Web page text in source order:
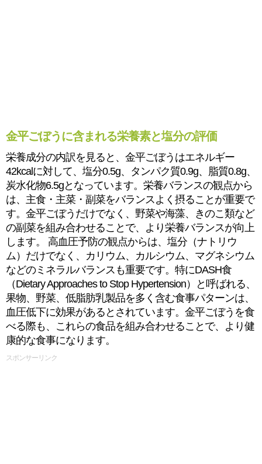
金平ごぼうに含まれる栄養素と塩分の評価
栄養成分の内訳を見ると、金平ごぼうはエネルギー
42kcalに対して、塩分0.5g、タンパク質0.9g、脂質0.8g、
炭水化物6.5gとなっています。栄養バランスの観点から
は、主食・主菜・副菜をバランスよく摂ることが重要で
す。金平ごぼうだけでなく、野菜や海藻、きのこ類など
の副菜を組み合わせることで、より栄養バランスが向上
します。 高血圧予防の観点からは、塩分（ナトリウ
ム）だけでなく、カリウム、カルシウム、マグネシウム
などのミネラルバランスも重要です。特にDASH食
（Dietary Approaches to Stop Hypertension）と呼ばれる、
果物、野菜、低脂肪乳製品を多く含む食事パターンは、
血圧低下に効果があるとされています。金平ごぼうを食
べる際も、これらの食品を組み合わせることで、より健
康的な食事になります。
スポンサーリンク